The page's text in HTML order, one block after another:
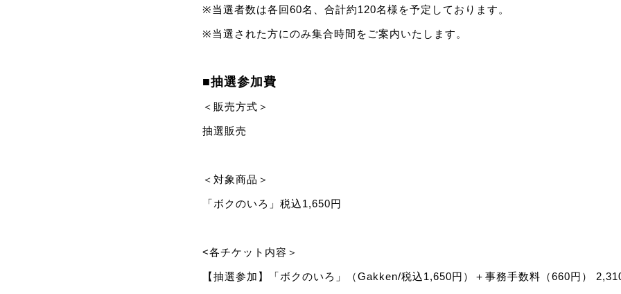
※当選者数は各回60名、合計約120名様を予定しております。
※当選された方にのみ集合時間をご案内いたします。
■抽選参加費
＜販売方式＞
抽選販売
＜対象商品＞
「ボクのいろ」税込1,650円
<各チケット内容＞
【抽選参加】「ボクのいろ」（Gakken/税込1,650円）＋事務手数料（660円）